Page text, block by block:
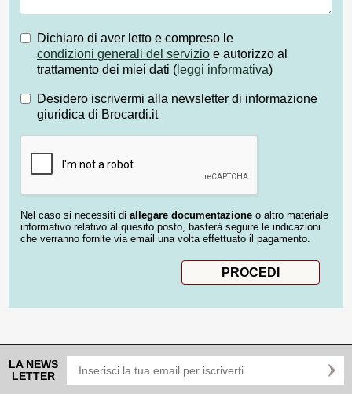
Dichiaro di aver letto e compreso le
condizioni generali del servizio e autorizzo al
trattamento dei miei dati ( leggi informativa)
Desidero iscrivermi alla newsletter di informazione
giuridica di Brocardi.it
Nel caso si necessiti di allegare documentazione o altro materiale
informativo relativo al quesito posto, basterà seguire le indicazioni
che verranno fornite via email una volta effettuato il pagamento.
LA NEWS
LETTER